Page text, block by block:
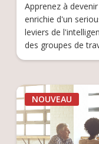
Apprenez à
enrichie d'un
leviers de
des groupes de
NOUVEAU